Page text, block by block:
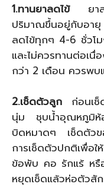
1.ทานยาลดไข้ ยา
ปริมาณขึ้นอยู่กับอา
ลดไข้ทุกๆ 4-6 ชั่วโ
และไม่ควรทานต่อเ
กว่า 2 เดือน ควรพบ
2.เช็ดตัวลูก ก่อนเช็
นุ่ม ชุบน้ำอุณหภูมิห้อ
บิดหมาดๆ เช็ดตัว
การเช็ดตัวปกติเพื่อใ
ข้อพับ คอ รักแร้ หรื
หยุดเช็ดแล้วห่อตัวสั